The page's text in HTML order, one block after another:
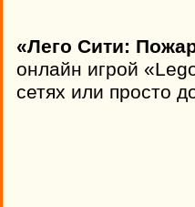
«Лего Сити:
онлайн игрой
сетях или просто